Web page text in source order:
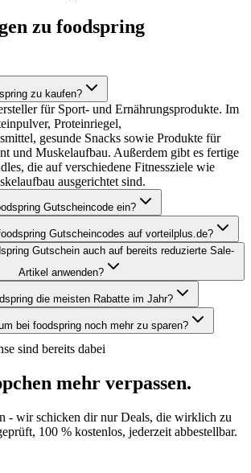
zu foodspring
zu kaufen?
für Sport- und Ernährungsprodukte. Im
Proteinriegel,
gesunde Snacks sowie Produkte für
und Muskelaufbau. Außerdem gibt es fertige
die auf verschiedene Fitnessziele wie
ausgerichtet sind.
Gutscheincode ein?
Gutscheincodes auf vorteilplus.de?
Gutschein auch auf bereits reduzierte Sale-
Artikel anwenden?
die meisten Rabatte im Jahr?
bei foodspring noch mehr zu sparen?
sind bereits dabei
mehr verpassen.
- wir schicken dir nur Deals, die wirklich zu
100 % kostenlos, jederzeit abbestellbar.